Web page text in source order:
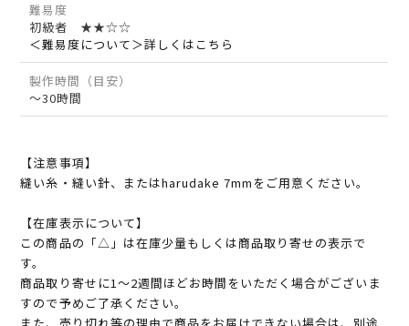
難易度
初級者 ★★☆☆
＜難易度について＞詳しくはこちら
製作時間（目安）
～30時間
【注意事項】
縫い糸・縫い針、またはharudake 7mmをご用意ください。
【在庫表示について】
この商品の「△」は在庫少量もしくは商品取り寄せの表示で
す。
商品取り寄せに1～2週間ほどお時間をいただく場合がございま
すので予めご了承ください。